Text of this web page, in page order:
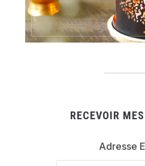
RECEVOIR
Adresse